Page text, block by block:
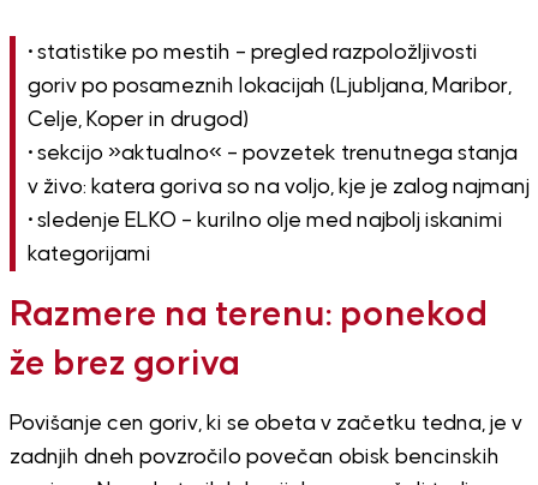
• statistike po mestih – pregled razpoložljivosti
goriv po posameznih lokacijah (Ljubljana, Maribor,
Celje, Koper in drugod)
• sekcijo »aktualno« – povzetek trenutnega stanja
v živo: katera goriva so na voljo, kje je zalog najmanj
• sledenje ELKO – kurilno olje med najbolj iskanimi
kategorijami
Razmere na terenu: ponekod
že brez goriva
Povišanje cen goriv, ki se obeta v začetku tedna, je v
zadnjih dneh povzročilo povečan obisk bencinskih